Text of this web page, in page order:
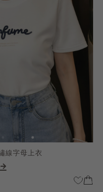
線字母上衣